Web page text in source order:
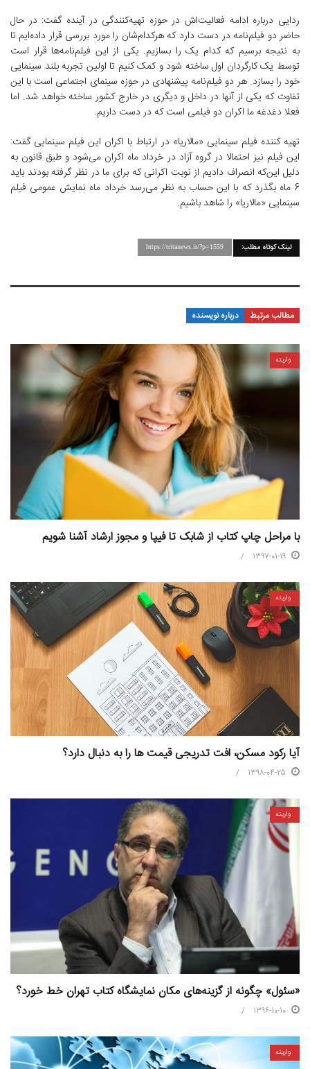
ردایی درباره ادامه فعالیت‌اش در حوزه تهیه‌کنندگی در آینده گفت: در حال
حاضر دو فیلم‌نامه در دست دارد که هرکدام‌شان را مورد بررسی قرار داده‌ایم تا
به نتیجه برسیم که کدام یک را بسازیم. یکی از این فیلم‌نامه‌ها قرار است
توسط یک کارگردان اول ساخته شود و کمک کنیم تا اولین تجربه بلند سینمایی
خود را بسازد. هر دو فیلم‌نامه پیشنهادی در حوزه سینمای اجتماعی است با این
تفاوت که یکی از آنها در داخل و دیگری در خارج کشور ساخته خواهد شد. اما
فعلا دغدغه ما اکران دو فیلمی است که در دست داریم.
تهیه کننده فیلم سینمایی «مالاریا» در ارتباط با اکران این فیلم سینمایی گفت:
این فیلم نیز احتمالا در گروه آزاد در خرداد ماه اکران می‌شود و طبق قانون به
دلیل این‌که انصراف دادیم از نوبت اکرانی که برای ما در نظر گرفته بودند باید
6 ماه بگذرد که با این حساب به نظر می‌رسد خرداد ماه نمایش عمومی فیلم
سینمایی «مالاریا» را شاهد باشیم.
لینک کوتاه مطلب: https://tritanews.ir/?p=1559
مطالب مرتبط درباره نویسنده
واریته
با مراحل چاپ کتاب از شابک تا فیپا و مجوز ارشاد آشنا شویم
1397-01-19
واریته
آیا رکود مسکن، افت تدریجی قیمت ها را به دنبال دارد؟
1398-04-25
واریته
«سئول» چگونه از گزینه‌های مکان نمایشگاه کتاب تهران خط خورد؟
1396-10-10
واریته